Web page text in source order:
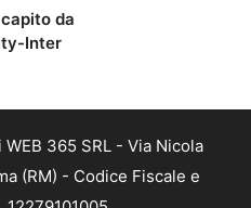
da
Inter
365 SRL - Via Nicola
(RM) - Codice Fiscale e